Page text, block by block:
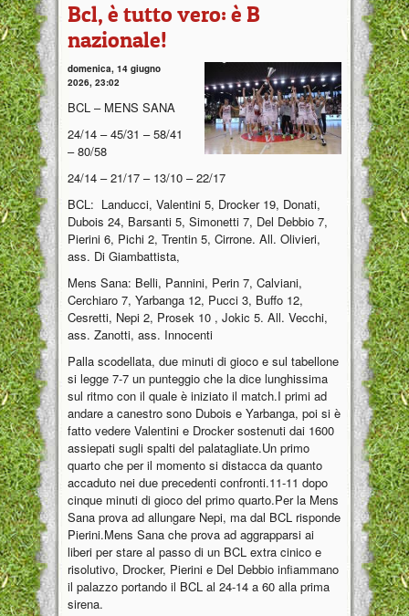
Bcl, è tutto vero: è B
nazionale!
domenica, 14 giugno
2026, 23:02
BCL – MENS SANA
24/14 – 45/31 – 58/41
– 80/58
24/14 – 21/17 – 13/10 – 22/17
BCL: Landucci, Valentini 5, Drocker 19, Donati,
Dubois 24, Barsanti 5, Simonetti 7, Del Debbio 7,
Pierini 6, Pichi 2, Trentin 5, Cirrone. All. Olivieri,
ass. Di Giambattista,
Mens Sana: Belli, Pannini, Perin 7, Calviani,
Cerchiaro 7, Yarbanga 12, Pucci 3, Buffo 12,
Cesretti, Nepi 2, Prosek 10 , Jokic 5. All. Vecchi,
ass. Zanotti, ass. Innocenti
Palla scodellata, due minuti di gioco e sul tabellone
si legge 7-7 un punteggio che la dice lunghissima
sul ritmo con il quale è iniziato il match.I primi ad
andare a canestro sono Dubois e Yarbanga, poi si è
fatto vedere Valentini e Drocker sostenuti dai 1600
assiepati sugli spalti del palatagliate.Un primo
quarto che per il momento si distacca da quanto
accaduto nei due precedenti confronti.11-11 dopo
cinque minuti di gioco del primo quarto.Per la Mens
Sana prova ad allungare Nepi, ma dal BCL risponde
Pierini.Mens Sana che prova ad aggrapparsi ai
liberi per stare al passo di un BCL extra cinico e
risolutivo, Drocker, Pierini e Del Debbio infiammano
il palazzo portando il BCL al 24-14 a 60 alla prima
sirena.